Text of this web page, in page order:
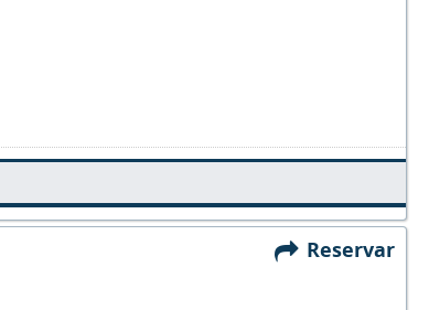
Reservar